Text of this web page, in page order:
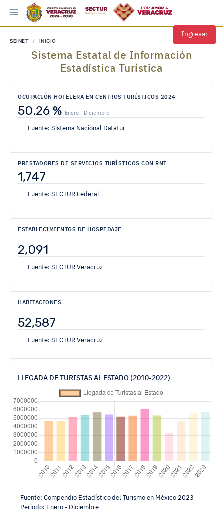
Ingresar
SEINET INICIO
Sistema Estatal de Información
Estadística Turística
OCUPACIÓN HOTELERA EN CENTROS TURÍSTICOS 2024
50.26 % Enero - Diciembre
Fuente: Sistema Nacional Datatur
PRESTADORES DE SERVICIOS TURÍSTICOS CON RNT
1,747
Fuente: SECTUR Federal
ESTABLECIMIENTOS DE HOSPEDAJE
2,091
Fuente: SECTUR Veracruz
HABITACIONES
52,587
Fuente: SECTUR Veracruz
LLEGADA DE TURISTAS AL ESTADO (2010-2022)
Fuente: Compendio Estadístico del Turismo en México 2023
Periodo: Enero - Diciembre